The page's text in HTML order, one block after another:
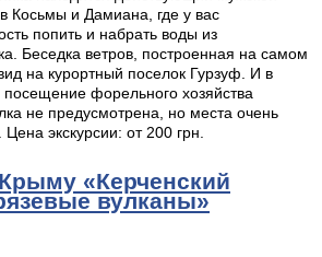
Косьмы и Дамиана, где у вас
попить и набрать воды из
Беседка ветров, построенная на самом
на курортный поселок Гурзуф. И в
форельного хозяйства
не предусмотрена, но места очень
экскурсии: от 200 грн.
«Керченский
вулканы»